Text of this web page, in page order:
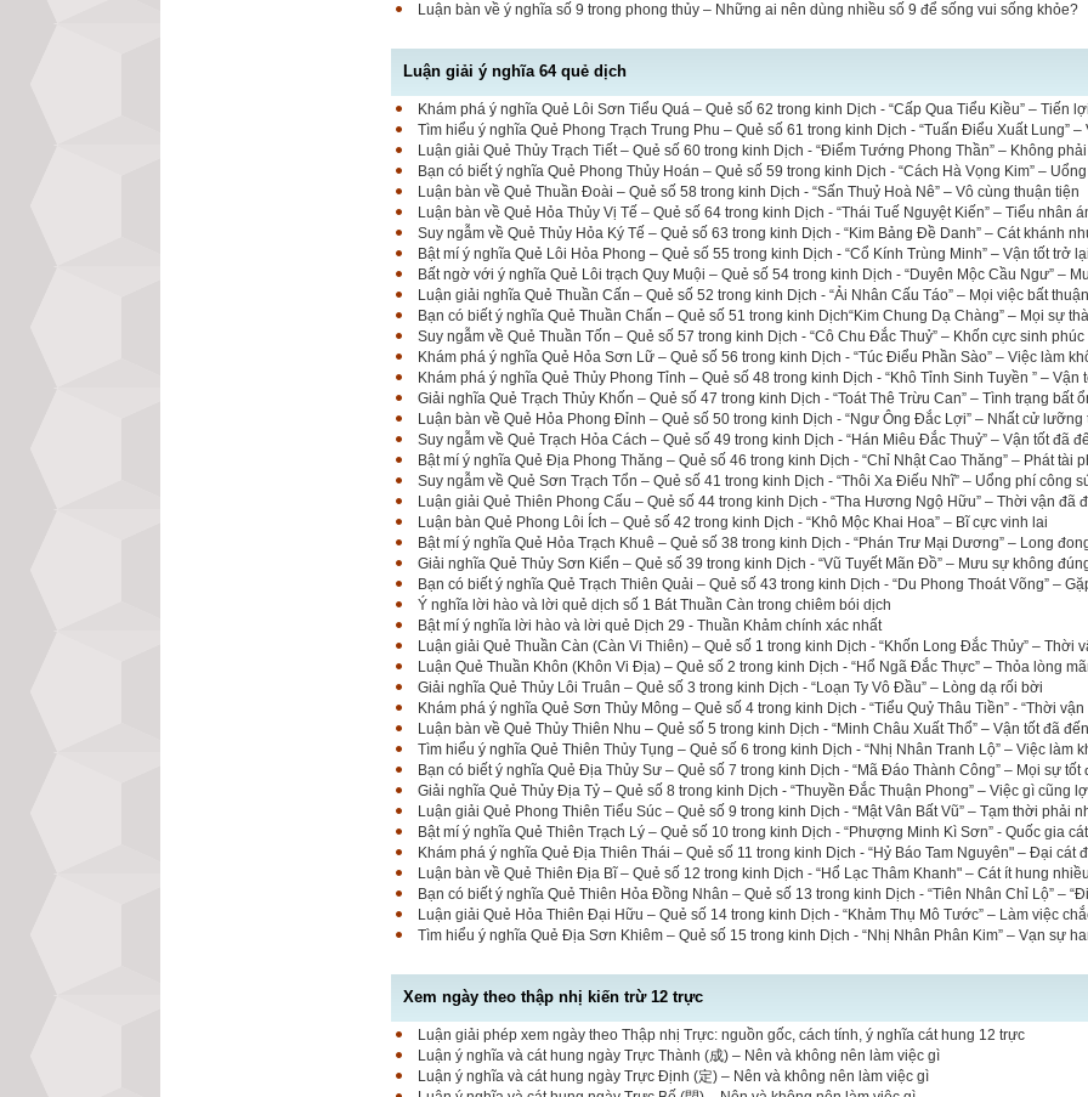
Luận bàn về ý nghĩa số 9 trong phong thủy – Những ai nên dùng nhiều số 9 để sống vui sống khỏe?
Luận giải ý nghĩa 64 quẻ dịch
Khám phá ý nghĩa Quẻ Lôi Sơn Tiểu Quá – Quẻ số 62 trong kinh Dịch - “Cấp Qua Tiểu Kiều” – Tiến
Tìm hiểu ý nghĩa Quẻ Phong Trạch Trung Phu – Quẻ số 61 trong kinh Dịch - “Tuấn Điểu Xuất Lung” –
Luận giải Quẻ Thủy Trạch Tiết – Quẻ số 60 trong kinh Dịch - “Điểm Tướng Phong Thần” – Không
Bạn có biết ý nghĩa Quẻ Phong Thủy Hoán – Quẻ số 59 trong kinh Dịch - “Cách Hà Vọng Kim” –
Luận bàn về Quẻ Thuần Đoài – Quẻ số 58 trong kinh Dịch - “Sấn Thuỷ Hoà Nê” – Vô cùng thuận tiện
Luận bàn về Quẻ Hỏa Thủy Vị Tế – Quẻ số 64 trong kinh Dịch - “Thái Tuế Nguyệt Kiến” – Tiểu nhân
Suy ngẫm về Quẻ Thủy Hỏa Ký Tế – Quẻ số 63 trong kinh Dịch - “Kim Bảng Đề Danh” – Cát khánh
Bật mí ý nghĩa Quẻ Lôi Hỏa Phong – Quẻ số 55 trong kinh Dịch - “Cổ Kính Trùng Minh” – Vận tốt trở
Bất ngờ với ý nghĩa Quẻ Lôi trạch Quy Muội – Quẻ số 54 trong kinh Dịch - “Duyên Mộc Cầu Ngư” –
Luận giải nghĩa Quẻ Thuần Cấn – Quẻ số 52 trong kinh Dịch - “Ải Nhân Cấu Táo” – Mọi việc bất thuận
Bạn có biết ý nghĩa Quẻ Thuần Chấn – Quẻ số 51 trong kinh Dịch“Kim Chung Dạ Chàng” – Mọi sự
Suy ngẫm về Quẻ Thuần Tốn – Quẻ số 57 trong kinh Dịch - “Cô Chu Đắc Thuỷ” – Khốn cực sinh phúc
Khám phá ý nghĩa Quẻ Hỏa Sơn Lữ – Quẻ số 56 trong kinh Dịch - “Túc Điểu Phần Sào” – Việc làm
Khám phá ý nghĩa Quẻ Thủy Phong Tỉnh – Quẻ số 48 trong kinh Dịch - “Khô Tỉnh Sinh Tuyền ” – Vận
Giải nghĩa Quẻ Trạch Thủy Khốn – Quẻ số 47 trong kinh Dịch - “Toát Thê Trừu Can” – Tình trạng bất
Luận bàn về Quẻ Hỏa Phong Đỉnh – Quẻ số 50 trong kinh Dịch - “Ngư Ông Đắc Lợi” – Nhất cử lưỡng
Suy ngẫm về Quẻ Trạch Hỏa Cách – Quẻ số 49 trong kinh Dịch - “Hán Miêu Đắc Thuỷ” – Vận tốt đã
Bật mí ý nghĩa Quẻ Địa Phong Thăng – Quẻ số 46 trong kinh Dịch - “Chỉ Nhật Cao Thăng” – Phát tài
Suy ngẫm về Quẻ Sơn Trạch Tổn – Quẻ số 41 trong kinh Dịch - “Thôi Xa Điếu Nhĩ” – Uổng phí công
Luận giải Quẻ Thiên Phong Cấu – Quẻ số 44 trong kinh Dịch - “Tha Hương Ngộ Hữu” – Thời vận đã
Luận bàn Quẻ Phong Lôi Ích – Quẻ số 42 trong kinh Dịch - “Khô Mộc Khai Hoa” – Bĩ cực vinh lai
Bật mí ý nghĩa Quẻ Hỏa Trạch Khuê – Quẻ số 38 trong kinh Dịch - “Phán Trư Mại Dương” – Long
Giải nghĩa Quẻ Thủy Sơn Kiển – Quẻ số 39 trong kinh Dịch - “Vũ Tuyết Mãn Đồ” – Mưu sự không
Bạn có biết ý nghĩa Quẻ Trạch Thiên Quải – Quẻ số 43 trong kinh Dịch - “Du Phong Thoát Võng” –
Ý nghĩa lời hào và lời quẻ dịch số 1 Bát Thuần Càn trong chiêm bói dịch
Bật mí ý nghĩa lời hào và lời quẻ Dịch 29 - Thuần Khảm chính xác nhất
Luận giải Quẻ Thuần Càn (Càn Vi Thiên) – Quẻ số 1 trong kinh Dịch - “Khốn Long Đắc Thủy” – Thời
Luận Quẻ Thuần Khôn (Khôn Vi Địa) – Quẻ số 2 trong kinh Dịch - “Hổ Ngã Đắc Thực” – Thỏa lòng
Giải nghĩa Quẻ Thủy Lôi Truân – Quẻ số 3 trong kinh Dịch - “Loạn Ty Vô Đầu” – Lòng dạ rối bời
Khám phá ý nghĩa Quẻ Sơn Thủy Mông – Quẻ số 4 trong kinh Dịch - “Tiểu Quỷ Thâu Tiền” - “Thời vận
Luận bàn về Quẻ Thủy Thiên Nhu – Quẻ số 5 trong kinh Dịch - “Minh Châu Xuất Thổ” – Vận tốt đã đến
Tìm hiểu ý nghĩa Quẻ Thiên Thủy Tụng – Quẻ số 6 trong kinh Dịch - “Nhị Nhân Tranh Lộ” – Việc làm
Bạn có biết ý nghĩa Quẻ Địa Thủy Sư – Quẻ số 7 trong kinh Dịch - “Mã Đáo Thành Công” – Mọi sự tốt
Giải nghĩa Quẻ Thủy Địa Tỷ – Quẻ số 8 trong kinh Dịch - “Thuyền Đắc Thuận Phong” – Việc gì cũng
Luận giải Quẻ Phong Thiên Tiểu Súc – Quẻ số 9 trong kinh Dịch - “Mật Vân Bất Vũ” – Tạm thời phải
Bật mí ý nghĩa Quẻ Thiên Trạch Lý – Quẻ số 10 trong kinh Dịch - “Phượng Minh Kì Sơn” - Quốc gia
Khám phá ý nghĩa Quẻ Địa Thiên Thái – Quẻ số 11 trong kinh Dịch - “Hỷ Báo Tam Nguyên" – Đại cát
Luận bàn về Quẻ Thiên Địa Bĩ – Quẻ số 12 trong kinh Dịch - “Hổ Lạc Thâm Khanh" – Cát ít hung
Bạn có biết ý nghĩa Quẻ Thiên Hỏa Đồng Nhân – Quẻ số 13 trong kinh Dịch - “Tiên Nhân Chỉ Lộ” –
Luận giải Quẻ Hỏa Thiên Đại Hữu – Quẻ số 14 trong kinh Dịch - “Khảm Thụ Mô Tước” – Làm việc
Tìm hiểu ý nghĩa Quẻ Địa Sơn Khiêm – Quẻ số 15 trong kinh Dịch - “Nhị Nhân Phân Kim” – Vạn sự
Xem ngày theo thập nhị kiến trừ 12 trực
Luận giải phép xem ngày theo Thập nhị Trực: nguồn gốc, cách tính, ý nghĩa cát hung 12 trực
Luận ý nghĩa và cát hung ngày Trực Thành (成) – Nên và không nên làm việc gì
Luận ý nghĩa và cát hung ngày Trực Định (定) – Nên và không nên làm việc gì